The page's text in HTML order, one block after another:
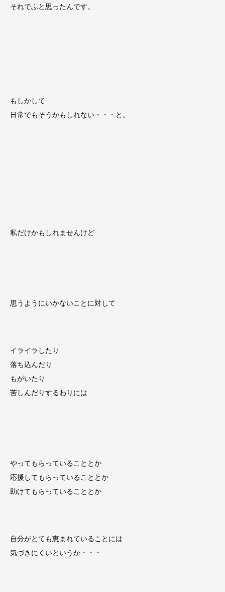
それでふと思ったんです。
もしかして
日常でもそうかもしれない・・・と。
私だけかもしれませんけど
思うようにいかないことに対して
イライラしたり
落ち込んだり
もがいたり
苦しんだりするわりには
やってもらっていることとか
応援してもらっていることとか
助けてもらっていることとか
自分がとても恵まれていることには
気づきにくいというか・・・